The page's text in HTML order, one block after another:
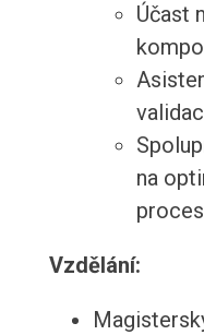
Účast
na
Vzdělání: